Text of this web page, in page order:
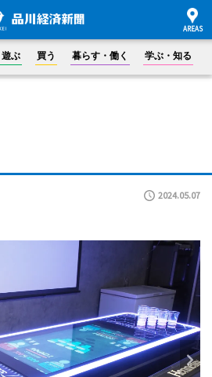
遊ぶ 買う 暮らす・働く 学ぶ・知る
2024.05.07